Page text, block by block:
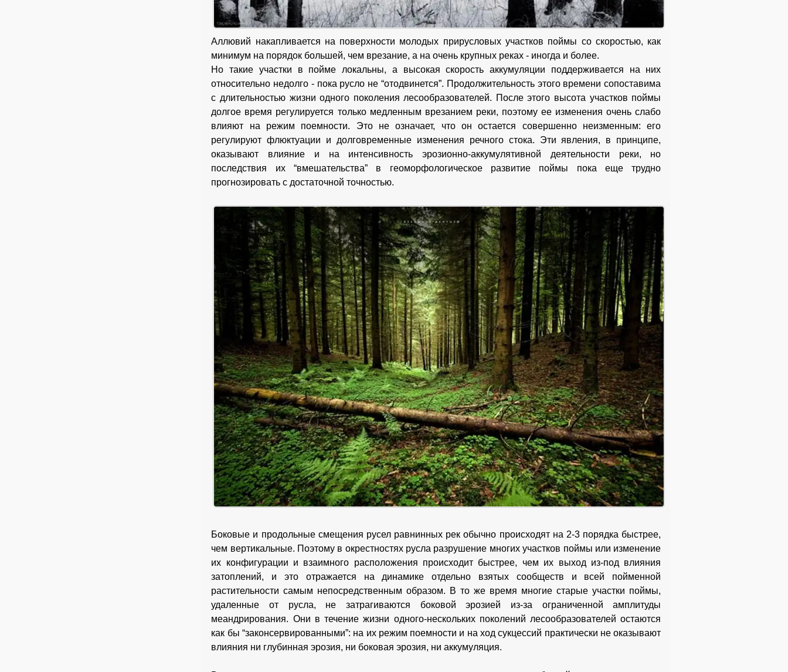
Аллювий накапливается на поверхности молодых прирусловых участков поймы со скоростью, как
минимум на порядок большей, чем врезание, а на очень крупных реках - иногда и более.
Но такие участки в пойме локальны, а высокая скорость аккумуляции поддерживается на них
относительно недолго - пока русло не “отодвинется”. Продолжительность этого времени сопоставима
с длительностью жизни одного поколения лесообразователей. После этого высота участков поймы
долгое время регулируется только медленным врезанием реки, поэтому ее изменения очень слабо
влияют на режим поемности. Это не означает, что он остается совершенно неизменным: его
регулируют флюктуации и долговременные изменения речного стока. Эти явления, в принципе,
оказывают влияние и на интенсивность эрозионно-аккумулятивной деятельности реки, но
последствия их “вмешательства” в геоморфологическое развитие поймы пока еще трудно
прогнозировать с достаточной точностью.
Боковые и продольные смещения русел равнинных рек обычно происходят на 2-3 порядка быстрее,
чем вертикальные. Поэтому в окрестностях русла разрушение многих участков поймы или изменение
их конфигурации и взаимного расположения происходит быстрее, чем их выход из-под влияния
затоплений, и это отражается на динамике отдельно взятых сообществ и всей пойменной
растительности самым непосредственным образом. В то же время многие старые участки поймы,
удаленные от русла, не затрагиваются боковой эрозией из-за ограниченной амплитуды
меандрирования. Они в течение жизни одного-нескольких поколений лесообразователей остаются
как бы “законсервированными”: на их режим поемности и на ход сукцессий практически не оказывают
влияния ни глубинная эрозия, ни боковая эрозия, ни аккумуляция.